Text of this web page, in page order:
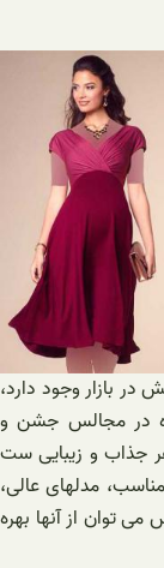
بازار وجود دارد،
در مجالس جشن و
جذاب و زیبایی ست
مدلهای عالی،
توان از آنها بهره